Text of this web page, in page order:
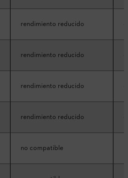
rendimiento reducido
rendimiento reducido
rendimiento reducido
rendimiento reducido
no compatible